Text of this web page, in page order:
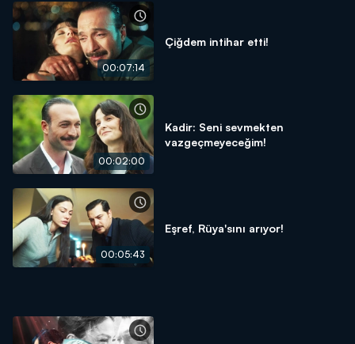
00:07:14
Çiğdem intihar etti!
00:02:00
Kadir: Seni sevmekten
vazgeçmeyeceğim!
00:05:43
Eşref, Rüya'sını arıyor!